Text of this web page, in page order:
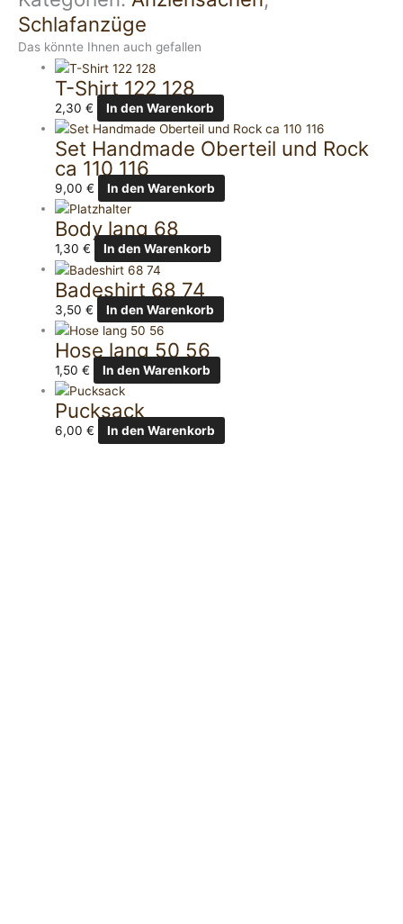
Schlafanzüge
Das könnte Ihnen auch gefallen
T-Shirt 122 128
2,30€ In den Warenkorb
Set Handmade Oberteil und Rock
ca 110 116
9,00€ In den Warenkorb
Body lang 68
1,30€ In den Warenkorb
Badeshirt 68 74
3,50€ In den Warenkorb
Hose lang 50 56
1,50€ In den Warenkorb
Pucksack
6,00€ In den Warenkorb